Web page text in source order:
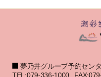
夢乃井グループ予約セン
TEL:079-336-1000